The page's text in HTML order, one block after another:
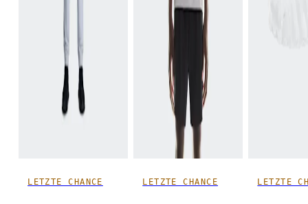
LETZTE CHANCE LETZTE CHANCE LETZTE